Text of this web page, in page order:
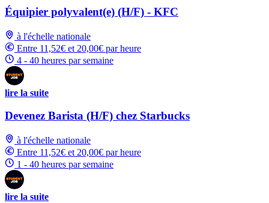
Équipier polyvalent(e) (H/F) - KFC
à l'échelle nationale
Entre 11,52€ et 20,00€ par heure
4 - 40 heures par semaine
lire la suite
Devenez Barista (H/F) chez Starbucks
à l'échelle nationale
Entre 11,52€ et 20,00€ par heure
1 - 40 heures par semaine
lire la suite